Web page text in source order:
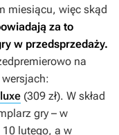
miesiącu, więc skąd
za to
w przedsprzedaży.
na
(309 zł). W skład
gry – w
lutego, a w